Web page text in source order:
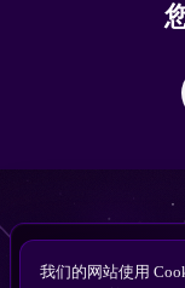
版权所有 © 2010 ~
我们的网站使用 搜